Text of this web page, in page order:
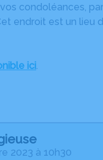
condoléances,
endroit est un lieu
ici.
2023 à 10h30